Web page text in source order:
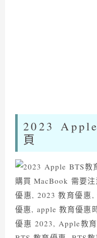
2023 Apple
頁